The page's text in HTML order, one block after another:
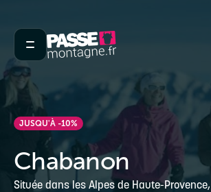
JUSQU'À -10%
Chabanon
Située dans les Alpes de Haute-Provence,